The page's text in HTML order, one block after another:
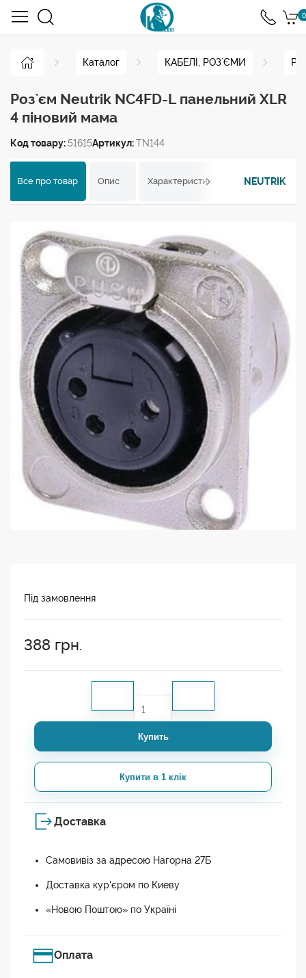
0
Каталог КАБЕЛІ, РОЗ`ЄМИ
Роз`єм Neutrik NC4FD-L панельний XLR
4 піновий мама
Код товару: 51615Артикул:TN144
Все про товар Опис Характеристики Відгуки
NEUTRIK
Під замовлення
388 грн.
Купить
Купити в 1 клік
Доставка
Самовивіз за адресою Нагорна 27Б
Доставка кур'єром по Киеву
«Новою Поштою» по Україні
Оплата